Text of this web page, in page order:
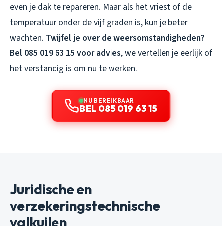
even je dak te repareren. Maar als het vriest of de
temperatuur onder de vijf graden is, kun je beter
wachten. Twijfel je over de weersomstandigheden?
Bel 085 019 63 15 voor advies, we vertellen je eerlijk of
het verstandig is om nu te werken.
NU BEREIKBAAR
BEL 085 019 63 15
Juridische en
verzekeringstechnische
valkuilen